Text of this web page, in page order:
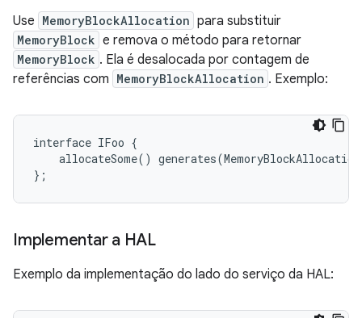
Use MemoryBlockAllocation para substituir
MemoryBlock e remova o método para retornar
MemoryBlock . Ela é desalocada por contagem de
referências com MemoryBlockAllocation . Exemplo:
interface IFoo {
allocateSome()
Implementar a HAL
Exemplo da implementação do lado do serviço da HAL: